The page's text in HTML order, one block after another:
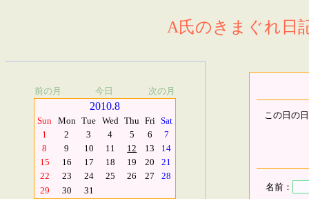
A氏のきまぐれ日
前の月 今日 次の月
2010.8
Sun Mon Tue Wed Thu Fri Sat
1
2 3 4 5 6
7
8
9 10 11 12 13
14
15
16 17 18 19 20
21
22
23 24 25 26 27
28
29
30 31
この日の
名前：